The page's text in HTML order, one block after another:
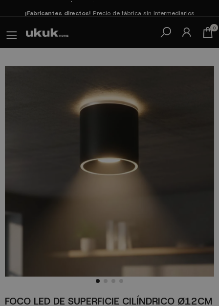
0
FOCO LED DE SUPERFICIE CILÍNDRICO Ø12CM